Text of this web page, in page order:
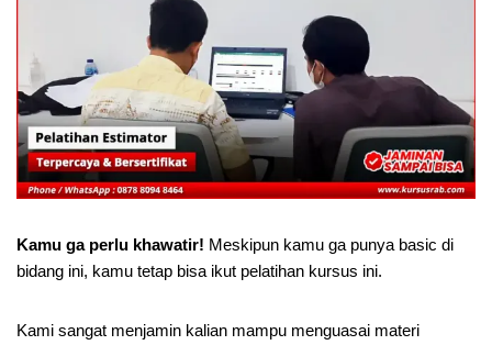
Kamu ga perlu khawatir! Meskipun kamu ga punya basic di
bidang ini, kamu tetap bisa ikut pelatihan kursus ini.
Kami sangat menjamin kalian mampu menguasai materi